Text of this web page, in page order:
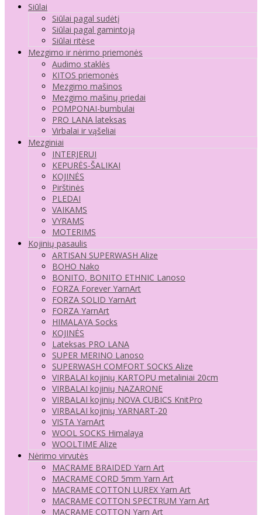
Siūlai
Siūlai pagal sudėtį
Siūlai pagal gamintoją
Siūlai ritėse
Mezgimo ir nėrimo priemonės
Audimo staklės
KITOS priemonės
Mezgimo mašinos
Mezgimo mašinų priedai
POMPONAI-bumbulai
PRO LANA lateksas
Virbalai ir vąšeliai
Mezginiai
INTERJERUI
KEPURĖS-ŠALIKAI
KOJINĖS
Pirštinės
PLEDAI
VAIKAMS
VYRAMS
MOTERIMS
Kojinių pasaulis
ARTISAN SUPERWASH Alize
BOHO Nako
BONITO, BONITO ETHNIC Lanoso
FORZA Forever YarnArt
FORZA SOLID YarnArt
FORZA YarnArt
HIMALAYA Socks
KOJINĖS
Lateksas PRO LANA
SUPER MERINO Lanoso
SUPERWASH COMFORT SOCKS Alize
VIRBALAI kojinių KARTOPU metaliniai 20cm
VIRBALAI kojinių NAZARONE
VIRBALAI kojinių NOVA CUBICS KnitPro
VIRBALAI kojinių YARNART-20
VISTA YarnArt
WOOL SOCKS Himalaya
WOOLTIME Alize
Nėrimo virvutės
MACRAME BRAIDED Yarn Art
MACRAME CORD 5mm Yarn Art
MACRAME COTTON LUREX Yarn Art
MACRAME COTTON SPECTRUM Yarn Art
MACRAME COTTON Yarn Art